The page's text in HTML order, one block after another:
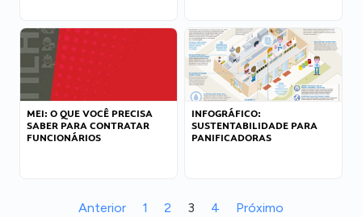
MEI: O QUE VOCÊ PRECISA
SABER PARA CONTRATAR
FUNCIONÁRIOS
INFOGRÁFICO:
SUSTENTABILIDADE PARA
PANIFICADORAS
Anterior 1 2 3 4 Próximo